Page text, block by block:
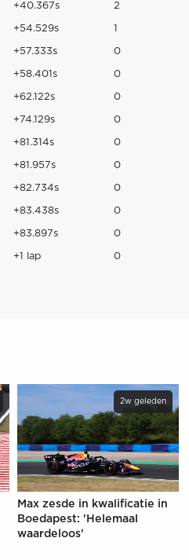
+40.367s 2
+54.529s 1
+57.333s 0
+58.401s 0
+62.122s 0
+74.129s 0
+81.314s 0
+81.957s 0
+82.734s 0
+83.438s 0
+83.897s 0
+1 lap 0
2w geleden
Max zesde in kwalificatie in
Boedapest: 'Helemaal
waardeloos'